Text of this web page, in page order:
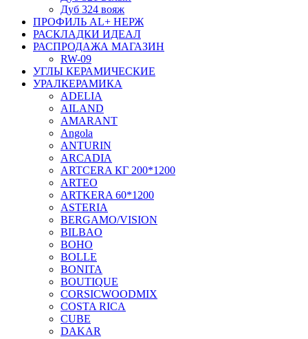
Дуб 324 вояж
ПРОФИЛЬ AL+ НЕРЖ
РАСКЛАДКИ ИДЕАЛ
РАСПРОДАЖА МАГАЗИН
RW-09
УГЛЫ КЕРАМИЧЕСКИЕ
УРАЛКЕРАМИКА
ADELIA
AILAND
AMARANT
Angola
ANTURIN
ARCADIA
ARTCERA КГ 200*1200
ARTEO
ARTKERA 60*1200
ASTERIA
BERGAMO/VISION
BILBAO
BOHO
BOLLE
BONITA
BOUTIQUE
CORSICWOODMIX
COSTA RICA
CUBE
DAKAR